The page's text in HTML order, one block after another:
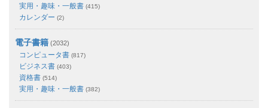
実用・趣味・一般書 (415)
カレンダー (2)
電子書籍 (2032)
コンピュータ書 (817)
ビジネス書 (403)
資格書 (514)
実用・趣味・一般書 (382)